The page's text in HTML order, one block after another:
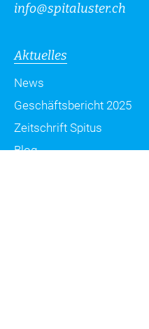
info@spitaluster.ch
Aktuelles
News
Geschäftsbericht 2025
Zeitschrift Spitus
Blog